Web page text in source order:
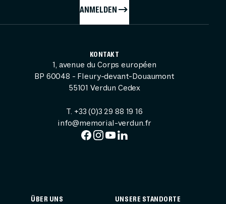
ANMELDEN
KONTAKT
1, avenue du Corps européen
BP 60048 - Fleury-devant-Douaumont
55101 Verdun Cedex
T. +33 (0)3 29 88 19 16
info@memorial-verdun.fr
ÜBER UNS UNSERE STANDORTE